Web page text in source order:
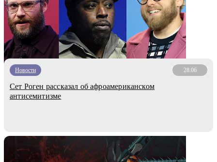
Новости 28.06
Сет Роген рассказал об афроамериканском
антисемитизме